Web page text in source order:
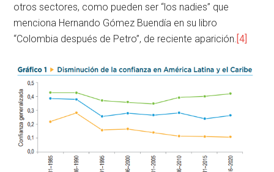
otros sectores, como pueden ser “los nadies” que
menciona Hernando Gómez Buendía en su libro
“Colombia después de Petro”, de reciente aparición. [4]